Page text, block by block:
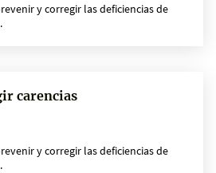
y corregir las deficiencias de
carencias
y corregir las deficiencias de